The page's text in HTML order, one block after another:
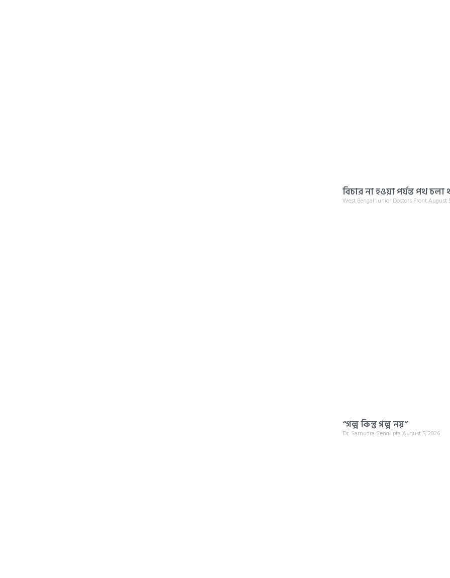
বিচার না হওয়া পর্যন্ত পথ চলা
West Bengal Junior Doctors FrontAugust
“গল্প কিন্তু গল্প নয়”
Dr. Samudra Sengupta August 5, 2026